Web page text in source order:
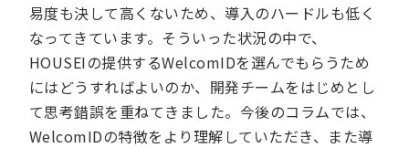
易度も決して高くないため、導入のハードルも低く
なってきています。そういった状況の中で、
HOUSEIの提供するWelcomIDを選んでもらうため
にはどうすればよいのか、開発チームをはじめとし
て思考錯誤を重ねてきました。今後のコラムでは、
WelcomIDの特徴をより理解していただき、また導